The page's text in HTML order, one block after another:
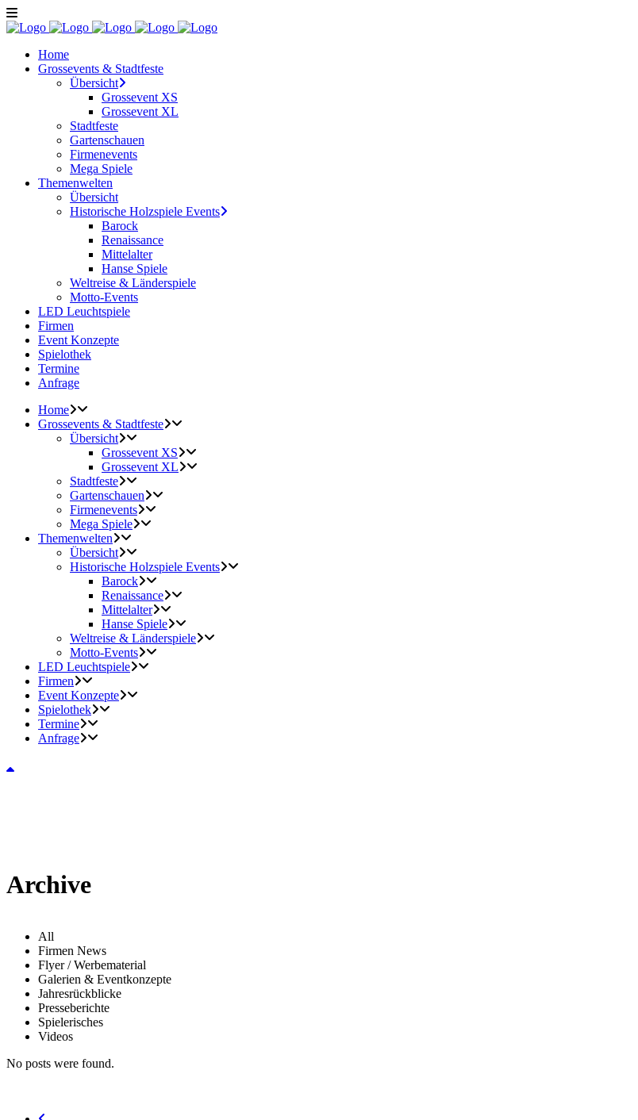
Home
Grossevents & Stadtfeste
Übersicht
Grossevent XS
Grossevent XL
Stadtfeste
Gartenschauen
Firmenevents
Mega Spiele
Themenwelten
Übersicht
Historische Holzspiele Events
Barock
Renaissance
Mittelalter
Hanse Spiele
Weltreise & Länderspiele
Motto-Events
LED Leuchtspiele
Firmen
Event Konzepte
Spielothek
Termine
Anfrage
Home
Grossevents & Stadtfeste
Übersicht
Grossevent XS
Grossevent XL
Stadtfeste
Gartenschauen
Firmenevents
Mega Spiele
Themenwelten
Übersicht
Historische Holzspiele Events
Barock
Renaissance
Mittelalter
Hanse Spiele
Weltreise & Länderspiele
Motto-Events
LED Leuchtspiele
Firmen
Event Konzepte
Spielothek
Termine
Anfrage
Archive
All
Firmen News
Flyer / Werbematerial
Galerien & Eventkonzepte
Jahresrückblicke
Presseberichte
Spielerisches
Videos
No posts were found.